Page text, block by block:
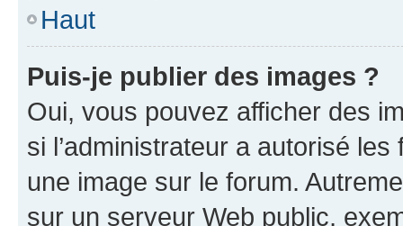
Haut
Puis-je publier des images ?
Oui, vous pouvez afficher des
si l’administrateur a autorisé
une image sur le forum.
sur un serveur Web public,